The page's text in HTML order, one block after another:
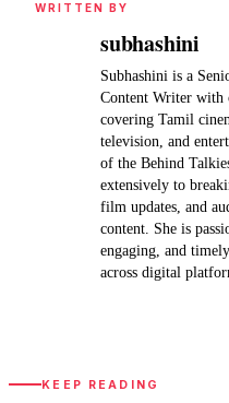
WRITTEN BY
subhashini
Subhashini is a
Content Writer with
covering Tamil
television, and
of the Behind
extensively to
film updates, and
content. She is
engaging, and
across digital
KEEP READING